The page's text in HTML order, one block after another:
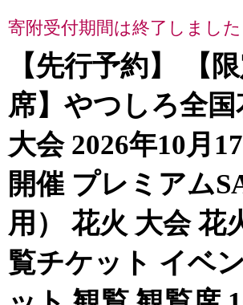
寄附受付期間は終了しました
【先行予約】 【
席】やつしろ全
大会 2026年10月
開催 プレミアム
用） 花火 大会 花
覧チケット イベ